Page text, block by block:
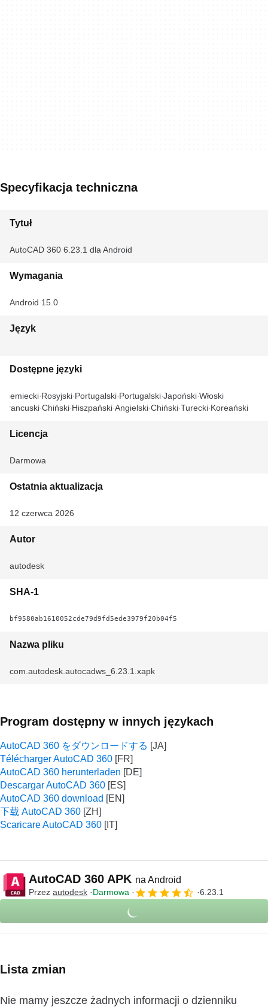
Specyfikacja techniczna
Tytuł
AutoCAD 360 6.23.1 dla Android
Wymagania
Android 15.0
Język
Dostępne języki
Niemiecki Rosyjski Portugalski Portugalski Japoński Włoski
Francuski Chiński Hiszpański Angielski Chiński Turecki Koreański
Licencja
Darmowa
Ostatnia aktualizacja
12 czerwca 2026
Autor
autodesk
SHA-1
bf9580ab1610052cde79d9fd5ede3979f20b04f5
Nazwa pliku
com.autodesk.autocadws_6.23.1.xapk
Program dostępny w innych językach
AutoCAD 360 をダウンロードする
Télécharger AutoCAD 360
AutoCAD 360 herunterladen
Descargar AutoCAD 360
AutoCAD 360 download
下载 AutoCAD 360
Scaricare AutoCAD 360
AutoCAD 360 APK na Android
Przez autodesk Darmowa 6.23.1
Lista zmian
Nie mamy jeszcze żadnych informacji o dzienniku